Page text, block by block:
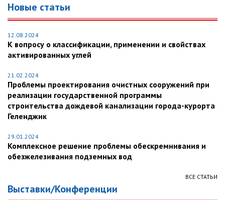
Новые статьи
12.08.2024
К вопросу о классификации, применении и свойствах
активированных углей
21.02.2024
Проблемы проектирования очистных сооружений при
реализации государственной программы
строительства дождевой канализации города-курорта
Геленджик
29.01.2024
Комплексное решение проблемы обескремнивания и
обезжелезивания подземных вод
ВСЕ СТАТЬИ
Выставки/Конференции